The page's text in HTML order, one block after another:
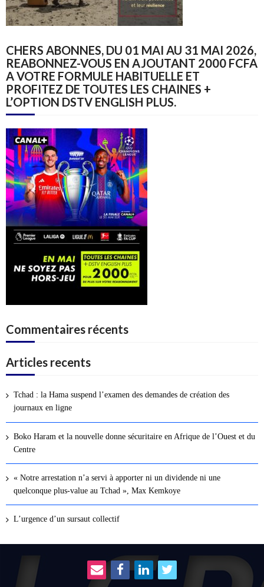
CHERS ABONNES, DU 01 MAI AU 31 MAI 2026,
REABONNEZ-VOUS EN AJOUTANT 2000 FCFA
A VOTRE FORMULE HABITUELLE ET
PROFITEZ DE TOUTES LES CHAINES +
L’OPTION DSTV ENGLISH PLUS.
Commentaires récents
Articles recents
Tchad : la Hama suspend l’examen des demandes de création des
journaux en ligne
Boko Haram et la nouvelle donne sécuritaire en Afrique de l’Ouest et du
Centre
« Notre arrestation n’a servi à apporter ni un dividende ni une
quelconque plus-value au Tchad », Max Kemkoye
L’urgence d’un sursaut collectif